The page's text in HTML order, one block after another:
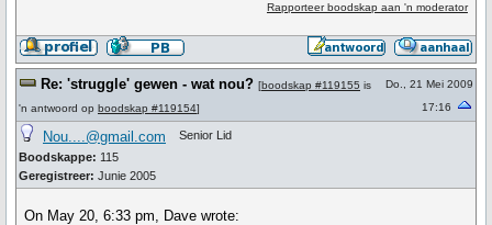
Rapporteer boodskap aan 'n moderator
Re: 'struggle' gewen - wat nou? [boodskap #119155 is
'n antwoord op boodskap #119154]
Do., 21 Mei 2009
17:16
Nou....@gmail.com
Boodskappe: 115
Geregistreer: Junie 2005
Senior Lid
On May 20, 6:33 pm, Dave wrote: